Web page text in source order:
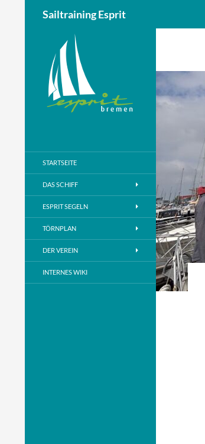
Sailtraining Esprit
STARTSEITE
DAS SCHIFF
ESPRIT SEGELN
TÖRNPLAN
DER VEREIN
INTERNES WIKI